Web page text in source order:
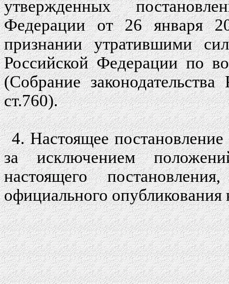
утвержденных
Федерации от 26 января
признании утратившими
Российской Федерации по
(Собрание
ст.760).
4. Настоящее
за исключением
настоящего
официального опубликования